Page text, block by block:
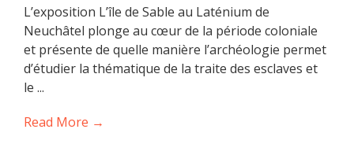
L’exposition L’île de Sable au Laténium de
Neuchâtel plonge au cœur de la période coloniale
et présente de quelle manière l’archéologie permet
d’étudier la thématique de la traite des esclaves et
le ...
Read More →